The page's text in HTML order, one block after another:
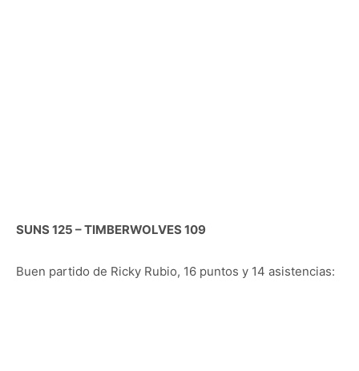
SUNS 125 – TIMBERWOLVES 109
Buen partido de Ricky Rubio, 16 puntos y 14 asistencias: